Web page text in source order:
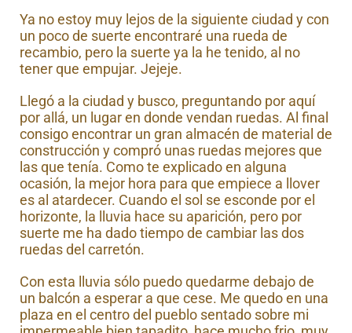
Ya no estoy muy lejos de la siguiente ciudad y con
un poco de suerte encontraré una rueda de
recambio, pero la suerte ya la he tenido, al no
tener que empujar. Jejeje.
Llegó a la ciudad y busco, preguntando por aquí
por allá, un lugar en donde vendan ruedas. Al final
consigo encontrar un gran almacén de material de
construcción y compró unas ruedas mejores que
las que tenía. Como te explicado en alguna
ocasión, la mejor hora para que empiece a llover
es al atardecer. Cuando el sol se esconde por el
horizonte, la lluvia hace su aparición, pero por
suerte me ha dado tiempo de cambiar las dos
ruedas del carretón.
Con esta lluvia sólo puedo quedarme debajo de
un balcón a esperar a que cese. Me quedo en una
plaza en el centro del pueblo sentado sobre mi